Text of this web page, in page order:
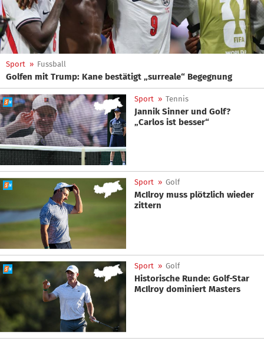
Sport » Fussball
Golfen mit Trump: Kane bestätigt „surreale“ Begegnung
Sport » Tennis
Jannik Sinner und Golf?
„Carlos ist besser“
Sport » Golf
McIlroy muss plötzlich wieder
zittern
Sport » Golf
Historische Runde: Golf-Star
McIlroy dominiert Masters